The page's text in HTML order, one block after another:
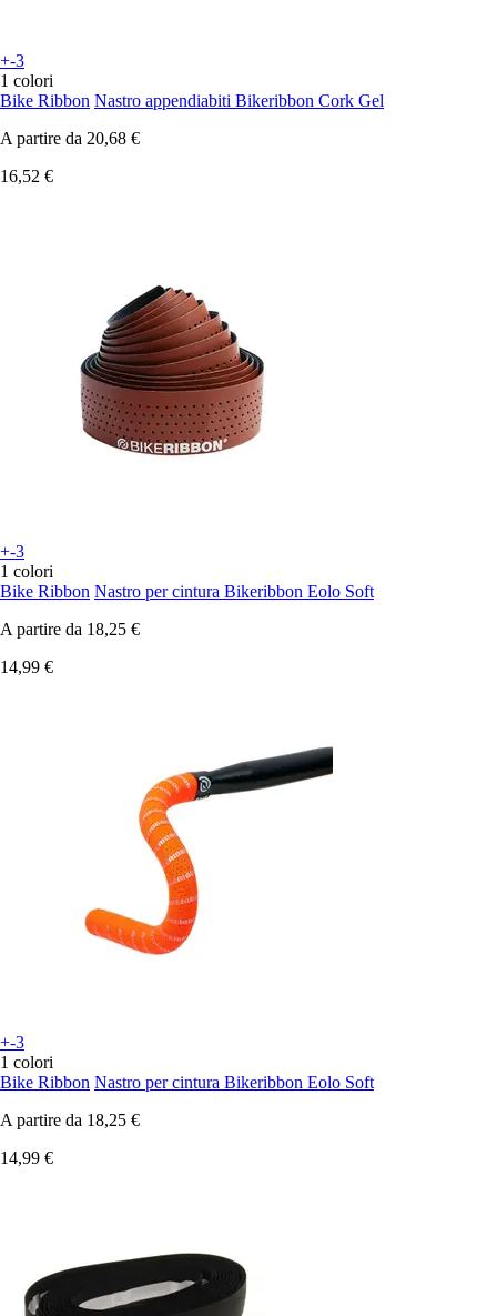
+-3
1 colori
Bike Ribbon Nastro appendiabiti Bikeribbon Cork Gel
A partire da 20,68 €
16,52 €
+-3
1 colori
Bike Ribbon Nastro per cintura Bikeribbon Eolo Soft
A partire da 18,25 €
14,99 €
+-3
1 colori
Bike Ribbon Nastro per cintura Bikeribbon Eolo Soft
A partire da 18,25 €
14,99 €